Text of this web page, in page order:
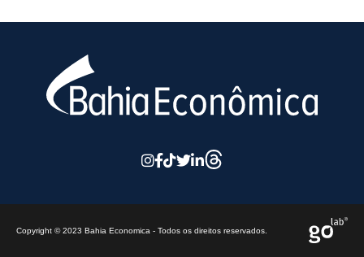
Copyright © 2023 Bahia Economica - Todos os direitos reservados.